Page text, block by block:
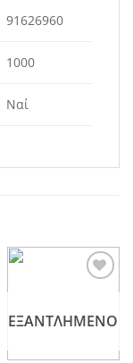
91626960
1000
Ναί
ΕΞΑΝΤΛΗΜΈΝΟ